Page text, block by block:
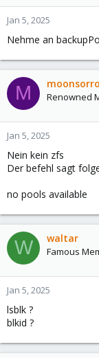
Jan 5, 2025
Nehme an
M Renowned
Jan 5, 2025
Nein kein zfs
Der befehl sagt
no pools available
W waltar
Famous
Jan 5, 2025
lsblk ?
blkid ?